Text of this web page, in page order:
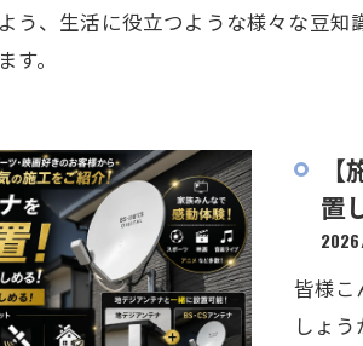
う、生活に役立つような様々な豆
。
置
皆様こ
しょ